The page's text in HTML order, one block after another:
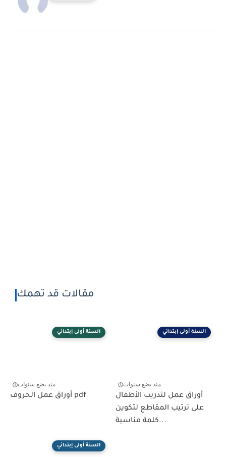
مقالات قد تهمك
السنة أولى إبتدائي
منذ بضع سنوات
أوراق عمل الحروف pdf
السنة أولى إبتدائي
منذ بضع سنوات
أوراق عمل لتدريب الأطفال
على ترتيب المقاطع لتكوين
كلمة مناسبة...
السنة أولى إبتدائي